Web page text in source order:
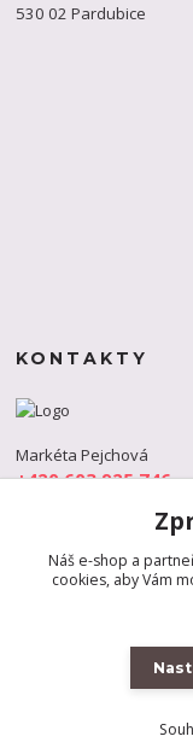
530 02 Pardubice
KONTAKTY
Markéta Pejchová
+420 603 925 746
info@s-
Náš e-shop a
cookies, aby Vám